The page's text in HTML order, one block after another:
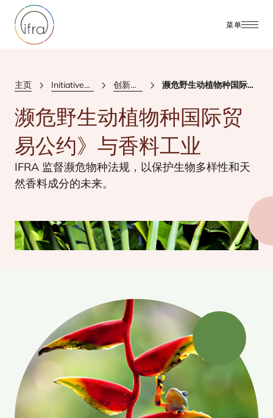
菜单
主页 Initiatives & Positions 创新和可持续性 濒危野生动植物种国际贸易公约》与香料工业
濒危野生动植物种国际贸
易公约》与香料工业
IFRA 监督濒危物种法规，以保护生物多样性和天
然香料成分的未来。